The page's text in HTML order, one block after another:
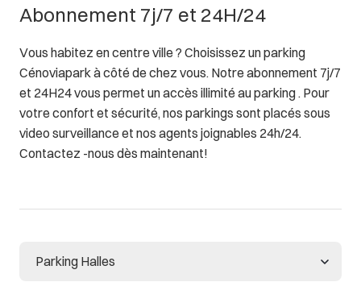
Abonnement 7j/7 et 24H/24
Vous habitez en centre ville ? Choisissez un parking
Cénoviapark à côté de chez vous. Notre abonnement 7j/7
et 24H24 vous permet un accès illimité au parking . Pour
votre confort et sécurité, nos parkings sont placés sous
video surveillance et nos agents joignables 24h/24.
Contactez -nous dès maintenant!